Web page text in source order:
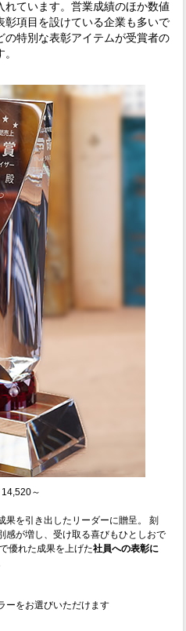
れています。営業成績のほか数値
項目を設けている企業も多いで
特別な表彰アイテムが受賞者の
～
果を引き出したリーダーに贈呈。 刻
感が増し、受け取る喜びもひとしおで
優れた成果を上げた社員への表彰に
ーをお選びいただけます